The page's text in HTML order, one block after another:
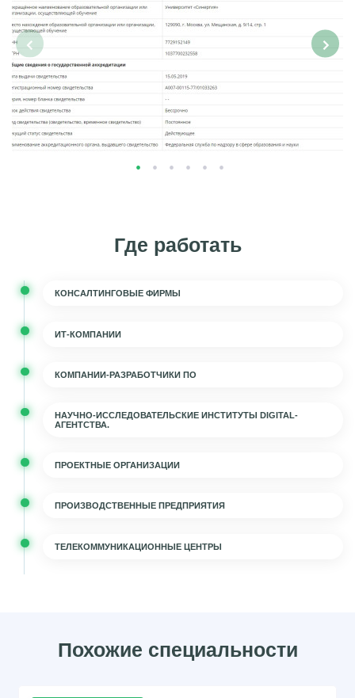
‹ ›
Где работать
КОНСАЛТИНГОВЫЕ ФИРМЫ
ИТ-КОМПАНИИ
КОМПАНИИ-РАЗРАБОТЧИКИ ПО
НАУЧНО-ИССЛЕДОВАТЕЛЬСКИЕ ИНСТИТУТЫ DIGITAL-
АГЕНТСТВА.
ПРОЕКТНЫЕ ОРГАНИЗАЦИИ
ПРОИЗВОДСТВЕННЫЕ ПРЕДПРИЯТИЯ
ТЕЛЕКОММУНИКАЦИОННЫЕ ЦЕНТРЫ
Похожие специальности